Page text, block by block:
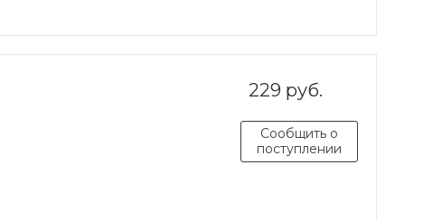
229 руб.
Сообщить о
поступлении